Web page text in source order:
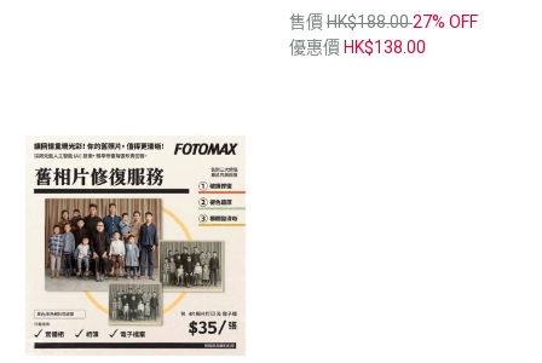
售價HK$188.0027% OFF
優惠價HK$138.00